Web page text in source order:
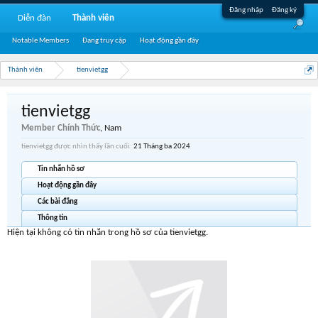
Đăng nhập Đăng ký
Thành viên tienvietgg
tienvietgg
Member Chính Thức, Nam
tienvietgg được nhìn thấy lần cuối: 21 Tháng ba 2024
Tin nhắn hồ sơ
Hoạt động gần đây
Các bài đăng
Thông tin
Hiện tại không có tin nhắn trong hồ sơ của tienvietgg.
Diễn đàn Thành viên
Notable Members Đang truy cập Hoạt động gần đây